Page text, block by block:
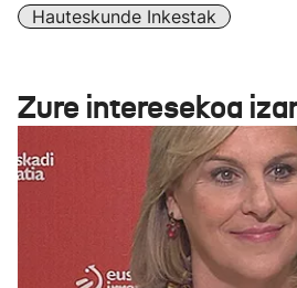
Hauteskunde Inkestak
Zure interesekoa